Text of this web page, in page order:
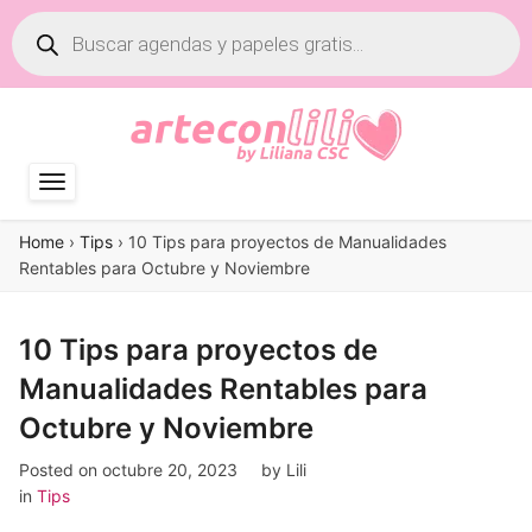
Búsqueda
de
productos
Home › Tips › 10 Tips para proyectos de Manualidades
Rentables para Octubre y Noviembre
10 Tips para proyectos de
Manualidades Rentables para
Octubre y Noviembre
Posted on octubre 20, 2023 by Lili
in Tips